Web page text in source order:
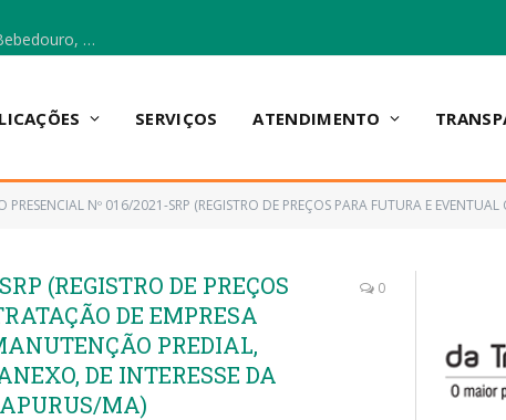
Escola Municipal Vicentina Vieira dos Santos, no Polo Bebedouro, recebeu materiais para a implantação do Cantinho da Leitura e da Sala Multidisciplinar.
SERVIÇOS ATENDIMENTO
Nº 016/2021-SRP (REGISTRO DE PREÇOS PARA FUTURA E EVENTUAL CONTRATAÇÃO DE EMPRESA ESPECIALIZADA EM REFORMA E MANUTENÇÃO PREDIAL, CONFORME
(REGISTRO DE PREÇOS
DE EMPRESA
PREDIAL,
DE INTERESSE DA
MA)
0